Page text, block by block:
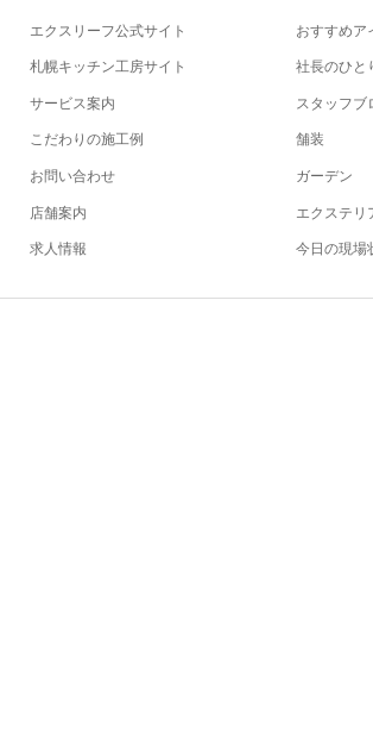
エクスリーフ公式サイト
札幌キッチン工房サイト
サービス案内
こだわりの施工例
お問い合わせ
店舗案内
求人情報
おすすめア
社長のひと
スタッフブ
舗装
ガーデン
エクステリ
今日の現場